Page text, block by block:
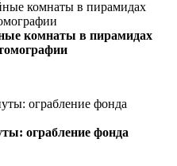
комнаты в пирамидах
ограбление фонда